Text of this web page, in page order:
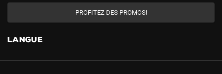
PROFITEZ DES PROMOS!
LANGUE